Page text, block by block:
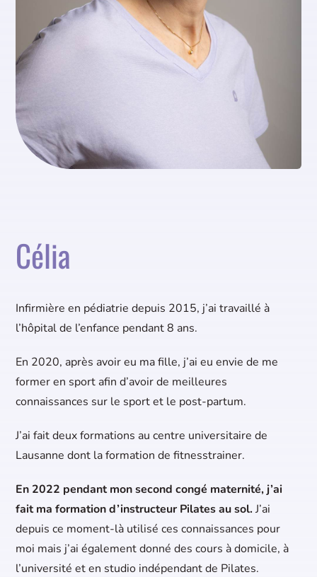
Célia
Infirmière en pédiatrie depuis 2015, j’ai travaillé à
l’hôpital de l’enfance pendant 8 ans.
En 2020, après avoir eu ma fille, j’ai eu envie de me
former en sport afin d’avoir de meilleures
connaissances sur le sport et le post-partum.
J’ai fait deux formations au centre universitaire de
Lausanne dont la formation de fitnesstrainer.
En 2022 pendant mon second congé maternité, j’ai
fait ma formation d’instructeur Pilates au sol.J’ai
depuis ce moment-là utilisé ces connaissances pour
moi mais j’ai également donné des cours à domicile, à
l’université et en studio indépendant de Pilates.